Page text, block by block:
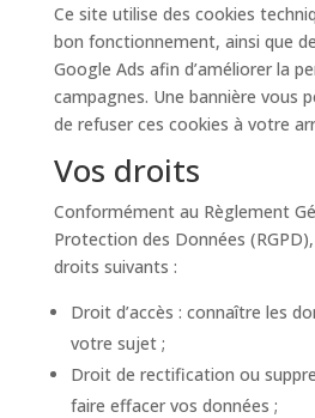
Ce site utilise des cookies
bon fonctionnement, ainsi que
Google Ads afin d’améliorer la
campagnes. Une bannière vous
de refuser ces cookies à votre
Vos droits
Conformément au Règlement
Protection des Données
droits suivants :
Droit d’accès : connaître les
votre sujet ;
Droit de rectification ou
faire effacer vos données ;